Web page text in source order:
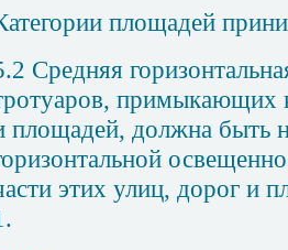
площадей
Средняя
примыкающих
площадей, должна быть
этих улиц, дорог и
.